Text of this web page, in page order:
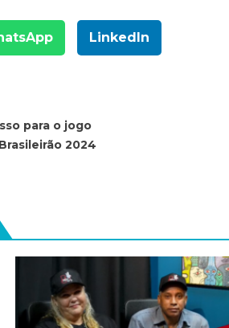
LinkedIn
para o jogo
2024